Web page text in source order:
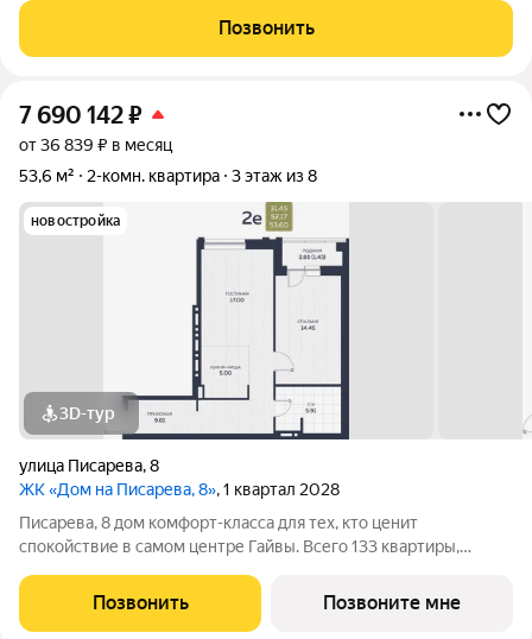
расположена в тихом спальном районе города, что обеспечит
вам комфорт и спокойствие.
Позвонить
7 690 142₽
от 36 839 ₽ в месяц
53,6 м²
2-комн. квартира 3 этаж из 8
новостройка
3D-тур
улица Писарева,8
ЖК «Дом на Писарева, 8», 1 квартал 2028
Писарева, 8 дом комфорт-класса для тех, кто ценит
спокойствие в самом центре Гайвы. Всего 133 квартиры,
зарубежного производства. Всё необходимое в пешей
доступности: детские сады и гимназия,
Позвонить Позвоните мне